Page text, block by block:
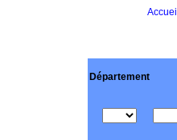
Accueil
Département